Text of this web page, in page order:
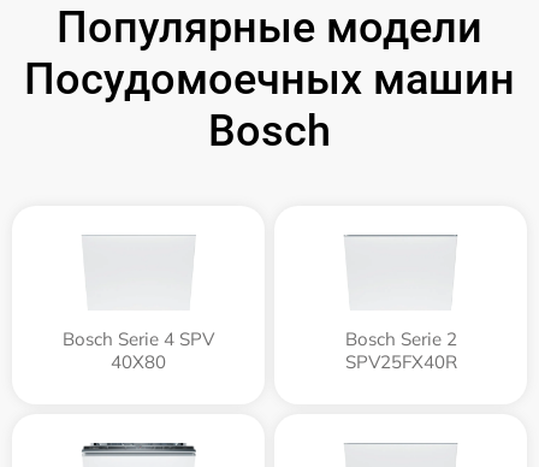
Популярные модели
Посудомоечных машин
Bosch
Bosch Serie 4 SPV
40X80
Bosch Serie 2
SPV25FX40R